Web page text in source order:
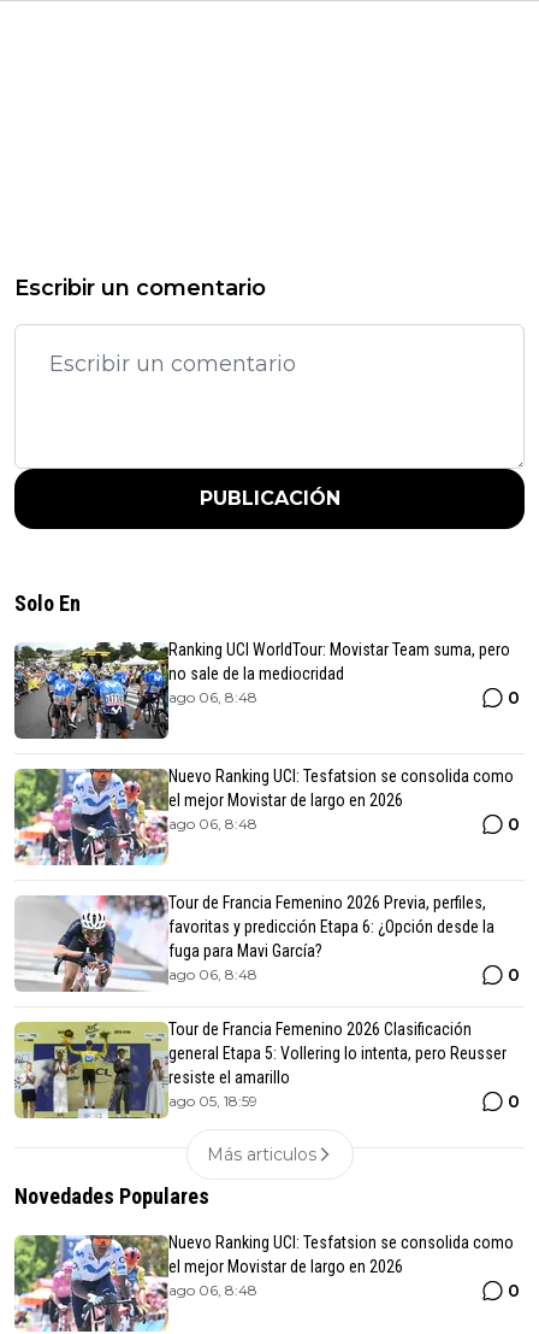
Escribir un comentario
PUBLICACIÓN
Solo En
Ranking UCI WorldTour: Movistar Team suma, pero
no sale de la mediocridad
ago 06, 8:48 0
Nuevo Ranking UCI: Tesfatsion se consolida como
el mejor Movistar de largo en 2026
ago 06, 8:48 0
Tour de Francia Femenino 2026 Previa, perfiles,
favoritas y predicción Etapa 6: ¿Opción desde la
fuga para Mavi García?
ago 06, 8:48 0
Tour de Francia Femenino 2026 Clasificación
general Etapa 5: Vollering lo intenta, pero Reusser
resiste el amarillo
ago 05, 18:59 0
Más articulos
Novedades Populares
Nuevo Ranking UCI: Tesfatsion se consolida como
el mejor Movistar de largo en 2026
ago 06, 8:48 0